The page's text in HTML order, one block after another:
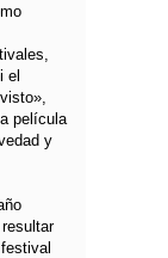
el
película
y